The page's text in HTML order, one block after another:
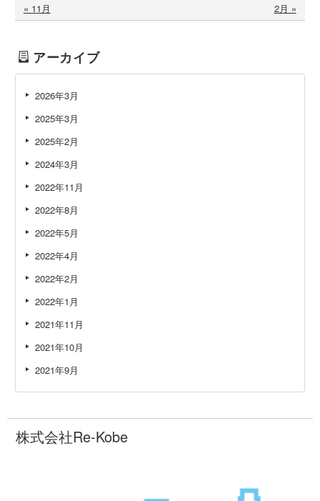
« 11月 2月 »
アーカイブ
2026年3月
2025年3月
2025年2月
2024年3月
2022年11月
2022年8月
2022年5月
2022年4月
2022年2月
2022年1月
2021年11月
2021年10月
2021年9月
株式会社Re-Kobe